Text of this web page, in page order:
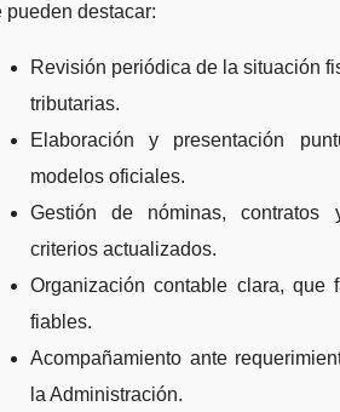
pueden destacar:
Revisión periódica de la situación
tributarias.
Elaboración y presentación
modelos oficiales.
Gestión de nóminas, contratos
criterios actualizados.
Organización contable clara, que
fiables.
Acompañamiento ante
la Administración.